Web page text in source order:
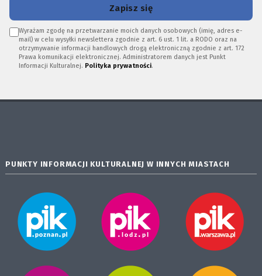
Zapisz się
Wyrażam zgodę na przetwarzanie moich danych osobowych (imię, adres e-
mail) w celu wysyłki newslettera zgodnie z art. 6 ust. 1 lit. a RODO oraz na
otrzymywanie informacji handlowych drogą elektroniczną zgodnie z art. 172
Prawa komunikacji elektronicznej. Administratorem danych jest Punkt
Informacji Kulturalnej. Polityka prywatności.
PUNKTY INFORMACJI KULTURALNEJ W INNYCH MIASTACH